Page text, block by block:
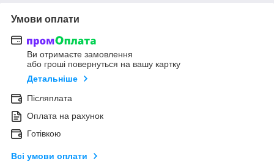
Умови оплати
Ви отримаєте замовлення
або гроші повернуться на вашу картку
Детальніше
Післяплата
Оплата на рахунок
Готівкою
Всі умови оплати